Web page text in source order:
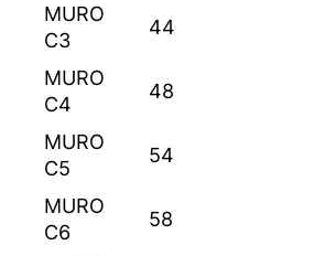
MURO
C3
44
MURO
C4
48
MURO
C5
54
MURO
C6
58